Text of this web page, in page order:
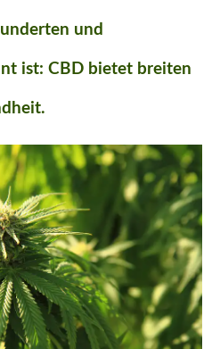
und
ist: CBD bietet breiten